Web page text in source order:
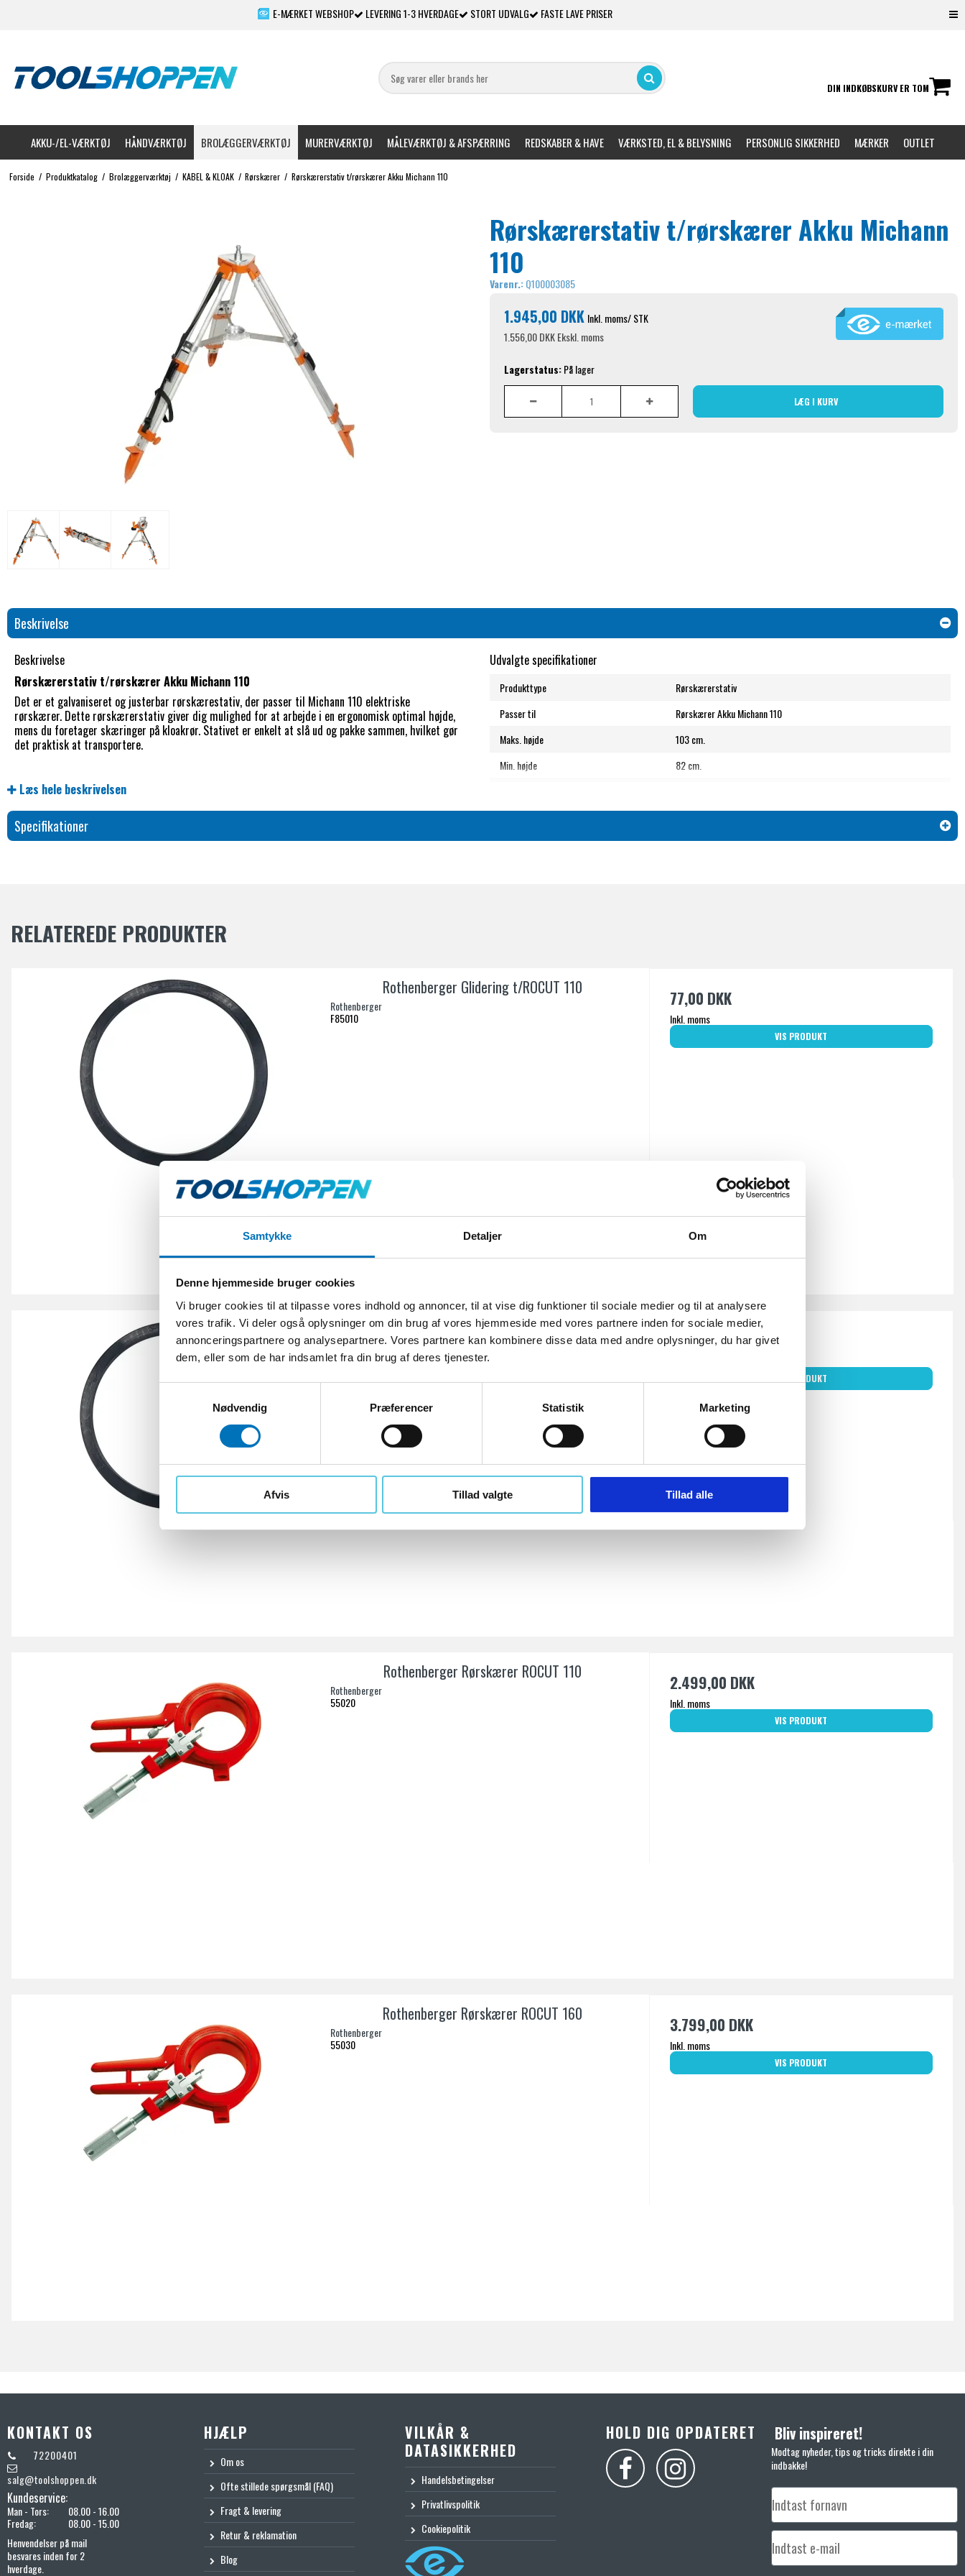
Samtykke Detaljer Om
Denne hjemmeside bruger cookies
Vi bruger cookies til at tilpasse vores indhold og annoncer, til at vise dig funktioner til sociale medier og til at analysere
vores trafik. Vi deler også oplysninger om din brug af vores hjemmeside med vores partnere inden for sociale medier,
annonceringspartnere og analysepartnere. Vores partnere kan kombinere disse data med andre oplysninger, du har givet
dem, eller som de har indsamlet fra din brug af deres tjenester.
k
e
v
Nødvendig Præferencer Statistik Marketing
Afvis Tillad valgte Tillad alle
E-MÆRKET WEBSHOP LEVERING 1-3 HVERDAGE STORT UDVALG FASTE LAVE PRISER
DIN INDKØBSKURV ER TOM
AKKU-/EL-VÆRKTØJ HÅNDVÆRKTØJ BROLÆGGERVÆRKTØJ MURERVÆRKTØJ MÅLEVÆRKTØJ & AFSPÆRRING REDSKABER & HAVE VÆRKSTED, EL & BELYSNING PERSONLIG SIKKERHED MÆRKER OUTLET
Forside / Produktkatalog / Brolæggerværktøj / KABEL & KLOAK / Rørskærer / Rørskærerstativ t/rørskærer Akku Michann 110
Rørskærerstativ t/rørskærer Akku Michann
110
Varenr.:Q100003085
1.945,00 DKK Inkl. moms/ STK
1.556,00 DKKEkskl. moms
Lagerstatus:På lager
LÆG I KURV
Beskrivelse
Beskrivelse
Rørskærerstativ t/rørskærer Akku Michann 110
Det er et galvaniseret og justerbar rørskærestativ, der passer til Michann 110 elektriske
rørskærer. Dette rørskærerstativ giver dig mulighed for at arbejde i en ergonomisk optimal højde,
mens du foretager skæringer på kloakrør. Stativet er enkelt at slå ud og pakke sammen, hvilket gør
det praktisk at transportere.
Udvalgte specifikationer
Produkttype
Rørskærerstativ
Passer til
Rørskærer Akku Michann 110
Maks. højde
103 cm.
Min. højde
82 cm.
Læs hele beskrivelsen
Specifikationer
RELATEREDE PRODUKTER
Rothenberger Glidering t/ROCUT 110
Rothenberger
F85010
77,00 DKK
Inkl. moms
VIS PRODUKT
Rothenberger Glidering t/ROCUT 160
Rothenberger
Q100003013
199,00 DKK
VIS PRODUKT
Rothenberger Rørskærer ROCUT 110
Rothenberger
55020
2.499,00 DKK
Inkl. moms
VIS PRODUKT
Rothenberger Rørskærer ROCUT 160
Rothenberger
55030
3.799,00 DKK
Inkl. moms
VIS PRODUKT
KONTAKT OS
72200401
salg@toolshoppen.dk
Kundeservice:
Man - Tors:
08.00 - 16.00
Fredag:
08.00 - 15.00
Henvendelser på mail
besvares inden for 2
hverdage.
HJÆLP
Om os
Ofte stillede spørgsmål (FAQ)
Fragt & levering
Retur & reklamation
Blog
VILKÅR &
DATASIKKERHED
Handelsbetingelser
Privatlivspolitik
Cookiepolitik
HOLD DIG OPDATERET Bliv inspireret!
Modtag nyheder, tips og tricks direkte i din
indbakke!